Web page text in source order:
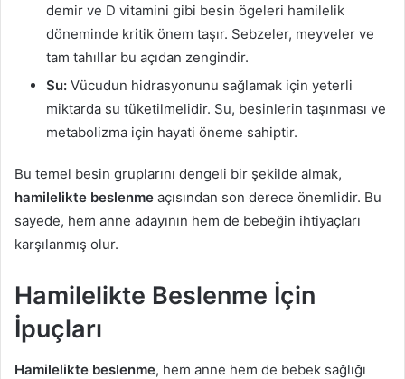
demir ve D vitamini gibi besin ögeleri hamilelik
döneminde kritik önem taşır. Sebzeler, meyveler ve
tam tahıllar bu açıdan zengindir.
Su: Vücudun hidrasyonunu sağlamak için yeterli
miktarda su tüketilmelidir. Su, besinlerin taşınması ve
metabolizma için hayati öneme sahiptir.
Bu temel besin gruplarını dengeli bir şekilde almak,
hamilelikte beslenme açısından son derece önemlidir. Bu
sayede, hem anne adayının hem de bebeğin ihtiyaçları
karşılanmış olur.
Hamilelikte Beslenme İçin
İpuçları
Hamilelikte beslenme, hem anne hem de bebek sağlığı